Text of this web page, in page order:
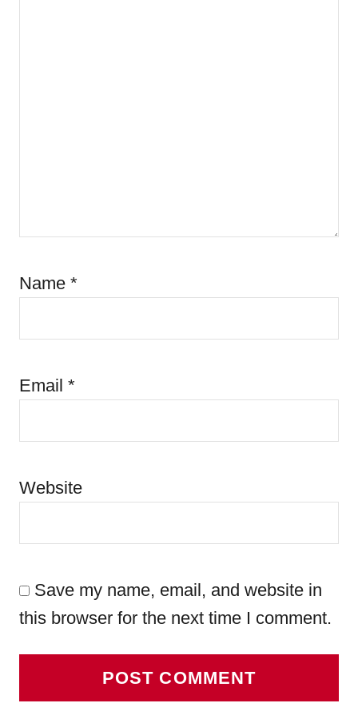
Name *
Email *
Website
Save my name, email, and website in
this browser for the next time I comment.